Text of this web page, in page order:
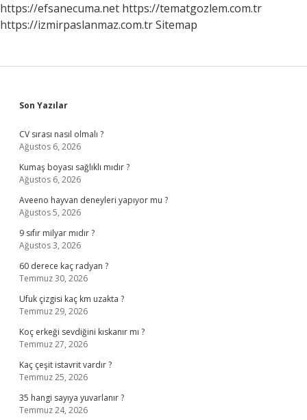
https://efsanecuma.net https://tematgozlem.com.tr
https://izmirpaslanmaz.com.trSitemap
Sidebar
Son Yazılar
CV sırası nasıl olmalı ?
Ağustos 6, 2026
Kumaş boyası sağlıklı mıdır ?
Ağustos 6, 2026
Aveeno hayvan deneyleri yapıyor mu ?
Ağustos 5, 2026
9 sıfır milyar mıdır ?
Ağustos 3, 2026
60 derece kaç radyan ?
Temmuz 30, 2026
Ufuk çizgisi kaç km uzakta ?
Temmuz 29, 2026
Koç erkeği sevdiğini kıskanır mı ?
Temmuz 27, 2026
Kaç çeşit istavrit vardır ?
Temmuz 25, 2026
35 hangi sayıya yuvarlanır ?
Temmuz 24, 2026